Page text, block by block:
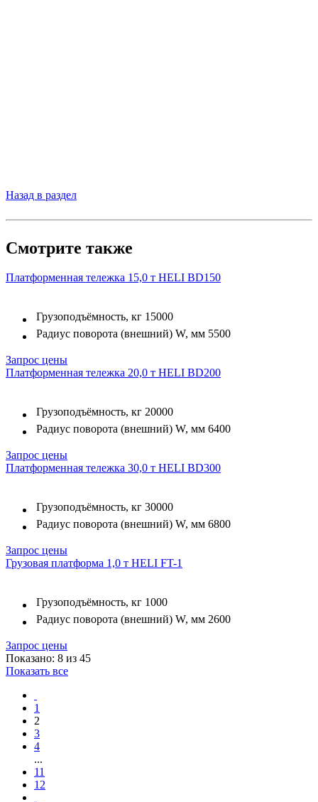
Назад в раздел
Смотрите также
Платформенная тележка 15,0 т HELI BD150
Грузоподъёмность, кг 15000
Радиус поворота (внешний) W, мм 5500
Запрос цены
Платформенная тележка 20,0 т HELI BD200
Грузоподъёмность, кг 20000
Радиус поворота (внешний) W, мм 6400
Запрос цены
Платформенная тележка 30,0 т HELI BD300
Грузоподъёмность, кг 30000
Радиус поворота (внешний) W, мм 6800
Запрос цены
Грузовая платформа 1,0 т HELI FT-1
Грузоподъёмность, кг 1000
Радиус поворота (внешний) W, мм 2600
Запрос цены
Показано: 8 из 45
Показать все
1
2
3
4
...
11
12